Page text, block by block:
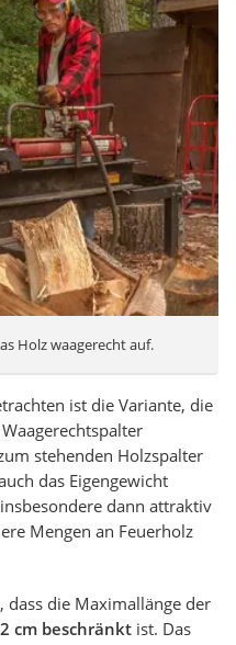
Holz waagerecht auf.
ist die Variante, die
stehenden Holzspalter
das Eigengewicht
dann attraktiv
Mengen an Feuerholz
dass die Maximallänge der
cm beschränkt ist. Das